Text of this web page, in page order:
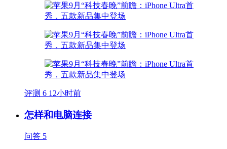
评测 6 12小时前
怎样和电脑连接
问答 5